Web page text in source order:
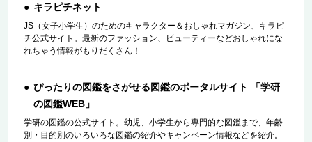
キラピチネット
JS（女子小学生）のためのキャラクター＆おしゃれマガジン、キラピ
チ公式サイト。最新のファッション、ビューティーなどおしゃれにな
れちゃう情報がもりだくさん！
ぴったりの図鑑をさがせる図鑑のポータルサイト 「学研
の図鑑WEB」
学研の図鑑の公式サイト。幼児、小学生から専門的な図鑑まで、年齢
別・目的別のいろいろな図鑑の紹介やキャンペーン情報などを紹介。